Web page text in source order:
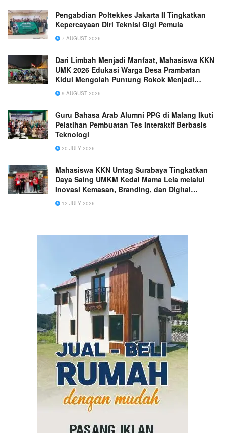
Pengabdian Poltekkes Jakarta II Tingkatkan
Kepercayaan Diri Teknisi Gigi Pemula
7 AUGUST 2026
Dari Limbah Menjadi Manfaat, Mahasiswa KKN
UMK 2026 Edukasi Warga Desa Prambatan
Kidul Mengolah Puntung Rokok Menjadi
Biopestisida Ramah Lingkungan
9 AUGUST 2026
Guru Bahasa Arab Alumni PPG di Malang Ikuti
Pelatihan Pembuatan Tes Interaktif Berbasis
Teknologi
20 JULY 2026
Mahasiswa KKN Untag Surabaya Tingkatkan
Daya Saing UMKM Kedai Mama Lela melalui
Inovasi Kemasan, Branding, dan Digital
Marketing
12 JULY 2026